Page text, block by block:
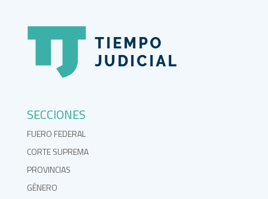
SECCIONES
FUERO FEDERAL
CORTE SUPREMA
PROVINCIAS
GÉNERO